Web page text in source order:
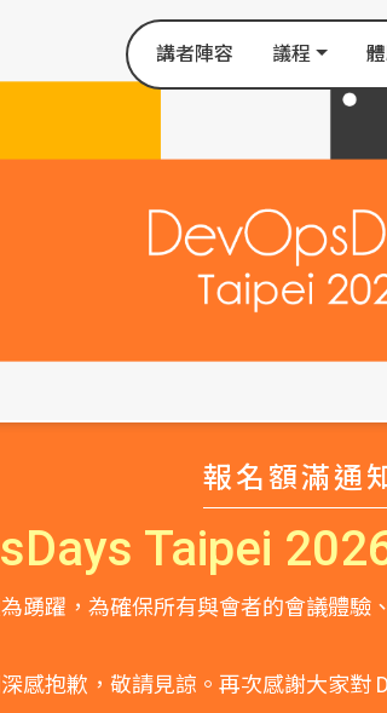
講者陣容 議程
報名額滿通
Taipei
踴躍，為確保所有與會者的會議體
感抱歉，敬請見諒。再次感謝大家對